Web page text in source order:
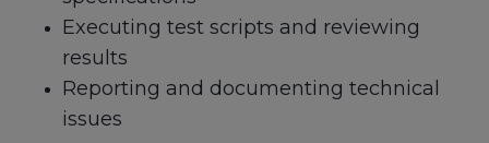
Executing test scripts and reviewing
results
Reporting and documenting technical
issues